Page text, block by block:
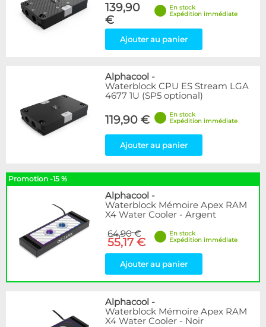
139,90
€
En stock
Expédition immédiate
Ajouter au panier
Alphacool -
Waterblock CPU ES Stream LGA
4677 1U (SP5 optional)
119,90 €
En stock
Expédition immédiate
Ajouter au panier
Promotion -15 %
Alphacool -
Waterblock Mémoire Apex RAM
X4 Water Cooler - Argent
64,90 €
55,17 €
En stock
Expédition immédiate
Ajouter au panier
Alphacool -
Waterblock Mémoire Apex RAM
X4 Water Cooler - Noir